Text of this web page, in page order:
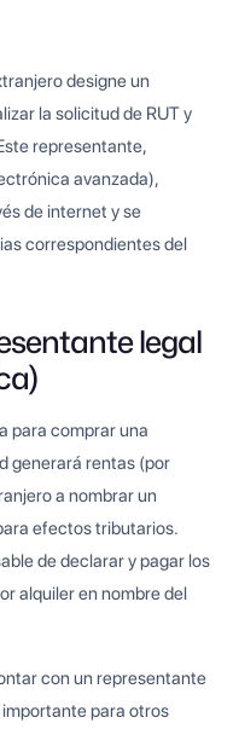
designe un
la solicitud de RUT y
representante,
avanzada),
de internet y se
correspondientes del
legal
para comprar una
generará rentas (por
a nombrar un
efectos tributarios.
de declarar y pagar los
alquiler en nombre del
con un representante
para otros